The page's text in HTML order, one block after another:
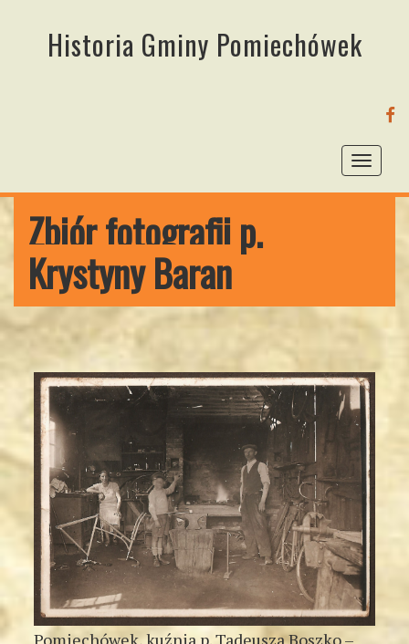
Historia Gminy Pomiechówek
Zbiór fotografii p.
Krystyny Baran
Pomiechówek, kuźnia p. Tadeusza Boszko –